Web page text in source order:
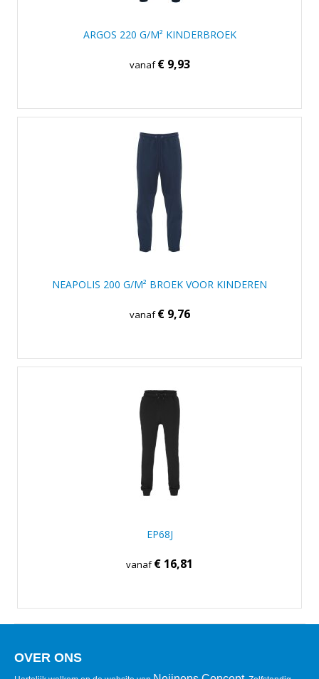
ARGOS 220 G/M² KINDERBROEK
vanaf€ 9,93
NEAPOLIS 200 G/M² BROEK VOOR KINDEREN
vanaf€ 9,76
EP68J
vanaf€ 16,81
OVER ONS